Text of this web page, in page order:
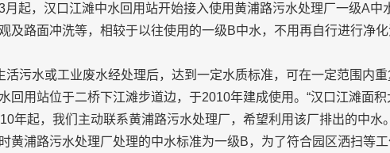
月起，汉口江滩中水回用站开始接入使用黄浦路污水处理厂一级A中
及路面冲洗等，相较于以往使用的一级B中水，不用再自行进行净
活污水或工业废水经处理后，达到一定水质标准，可在一定范围内重
回用站位于二桥下江滩步道边，于2010年建成使用。“汉口江滩面
年起，我们主动联系黄浦路污水处理厂，希望利用该厂排出的中水
黄浦路污水处理厂处理的中水标准为一级B，为了符合园区洒扫等